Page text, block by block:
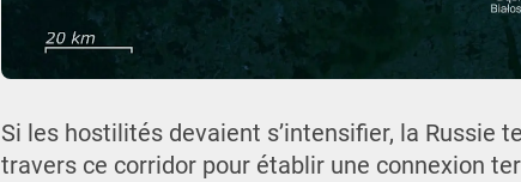
Si les hostilités devaient s’intensifier, la Russie
travers ce corridor pour établir une connexion